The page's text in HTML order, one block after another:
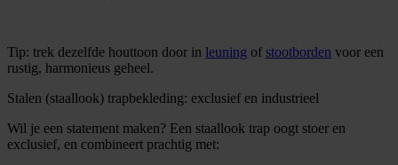
Tip: trek dezelfde houttoon door in leuning of stootborden voor een
rustig, harmonieus geheel.
Stalen (staallook) trapbekleding: exclusief en industrieel
Wil je een statement maken? Een staallook trap oogt stoer en
exclusief, en combineert prachtig met: